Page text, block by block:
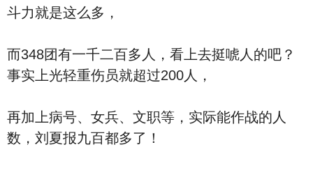
斗力就是这么多，
而348团有一千二百多人，看上去挺唬人的吧？
事实上光轻重伤员就超过200人，
再加上病号、女兵、文职等，实际能作战的人
数，刘夏报九百都多了！